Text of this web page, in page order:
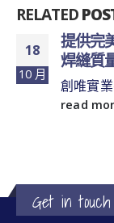
RELATED
18
10 月
提供完
焊縫質
創唯實
read
Get in touch